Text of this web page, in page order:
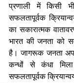
प्रणाली में किसी
सफलतापूर्वक
का सकारात्मक
भारत की जनता को
है। जागरूक जनता
कन्धों से कंधा
सफलतापूर्वक